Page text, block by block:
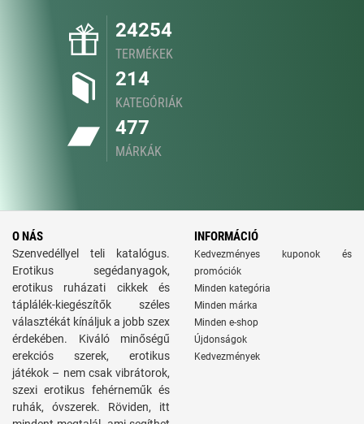
24254
TERMÉKEK
214
KATEGÓRIÁK
477
MÁRKÁK
O NÁS
Szenvedéllyel teli katalógus.
Erotikus segédanyagok,
erotikus ruházati cikkek és
táplálék-kiegészítők széles
választékát kínáljuk a jobb szex
érdekében. Kiváló minőségű
erekciós szerek, erotikus
játékok – nem csak vibrátorok,
szexi erotikus fehérneműk és
ruhák, óvszerek. Röviden, itt
INFORMÁCIÓ
Kedvezményes kuponok és
promóciók
Minden kategória
Minden márka
Minden e-shop
Újdonságok
Kedvezmények